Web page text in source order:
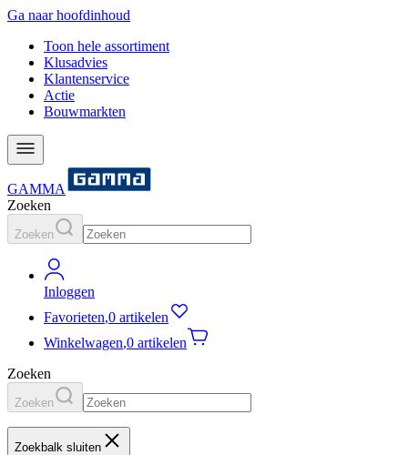
Ga naar hoofdinhoud
Toon hele assortiment
Klusadvies
Klantenservice
Actie
Bouwmarkten
GAMMA
Zoeken
Zoeken
Inloggen
Favorieten,0 artikelen
Winkelwagen,0 artikelen
Zoeken
Zoeken
Zoekbalk sluiten